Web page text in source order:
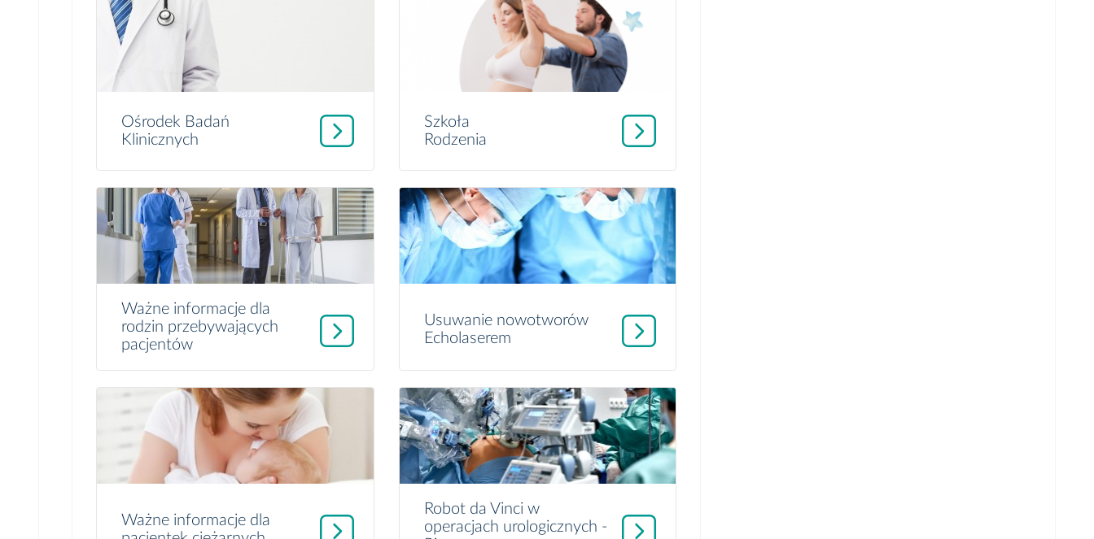
Ośrodek Badań
Klinicznych
Szkoła
Rodzenia
Ważne informacje dla
rodzin przebywających
pacjentów
Usuwanie nowotworów
Echolaserem
Ważne informacje dla
Robot da Vinci w
operacjach urologicznych -